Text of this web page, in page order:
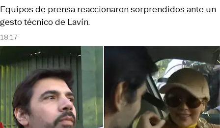
18:17
Equipos de prensa reaccionaron sorprendidos ante un
gesto técnico de Lavín.